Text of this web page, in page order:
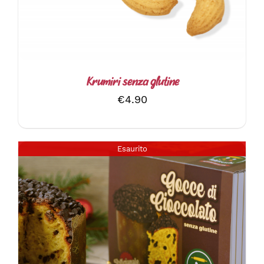
Krumiri senza glutine
€4.90
Esaurito
DETTAGLI